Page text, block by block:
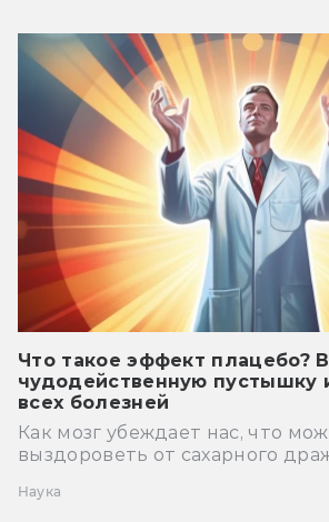
Что такое эффект плацебо?
чудодейственную пустышку
всех болезней
Как мозг убеждает нас, что
выздороветь от сахарного
Наука